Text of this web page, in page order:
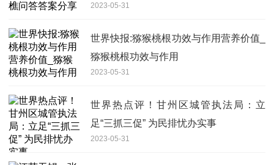
2023-05-31
世界快报:猕猴桃根功效与作用营养价值_
猕猴桃根功效与作用
2023-05-31
世界热点评！甘州区城管执法局：立
足“三抓三促” 为民排忧办实事
2023-05-31